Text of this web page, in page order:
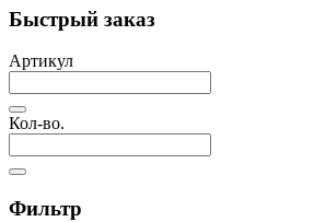
Быстрый заказ
Артикул
Кол-во.
Фильтр